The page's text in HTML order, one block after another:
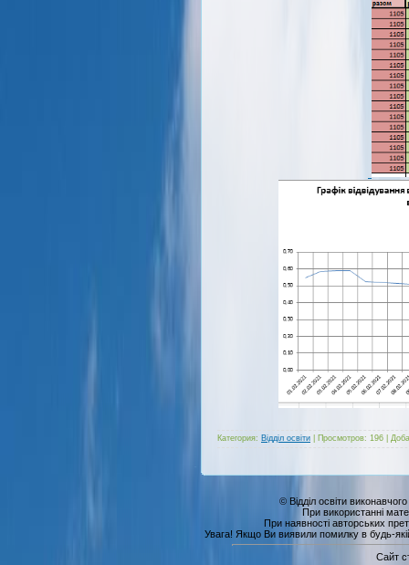
Категория: Відділ освіти Просмотров: 196
© Відділ освіти
При використанні
При наявності авторських
Увага! Якщо Ви виявили помилку в будь-якій
Сайт